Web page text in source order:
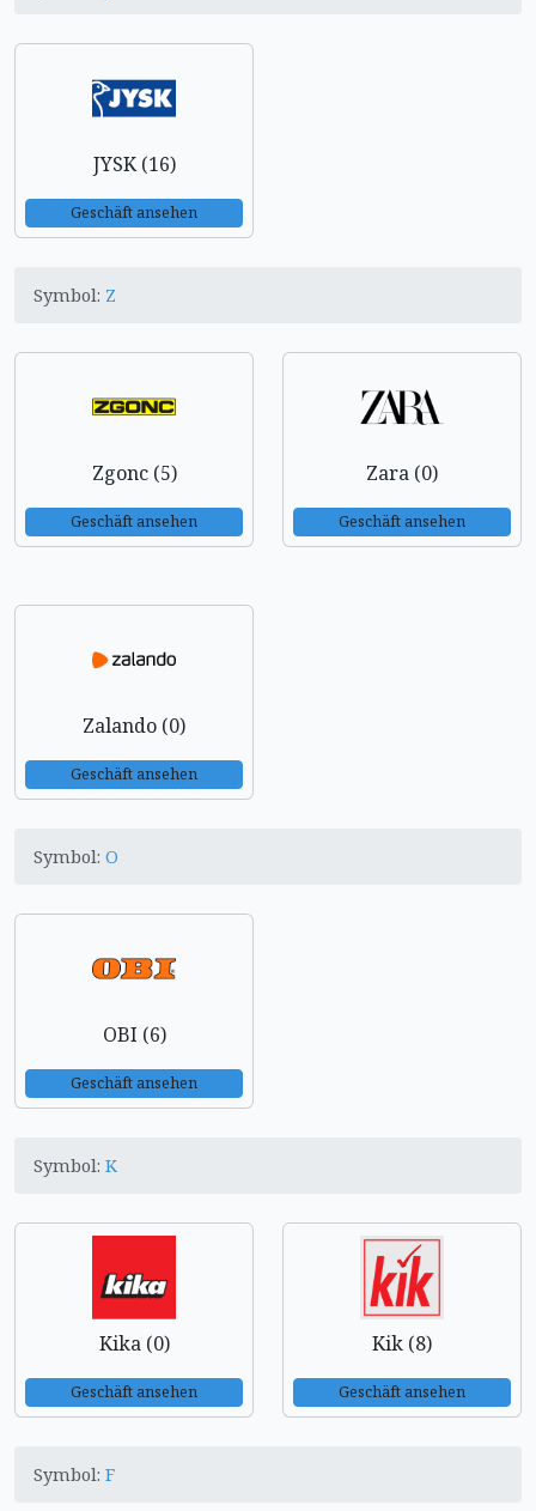
JYSK (16)
Geschäft ansehen
Symbol: Z
Zgonc (5)
Geschäft ansehen
Zara (0)
Geschäft ansehen
Zalando (0)
Geschäft ansehen
Symbol: O
OBI (6)
Geschäft ansehen
Symbol: K
Kika (0)
Geschäft ansehen
Kik (8)
Geschäft ansehen
Symbol: F